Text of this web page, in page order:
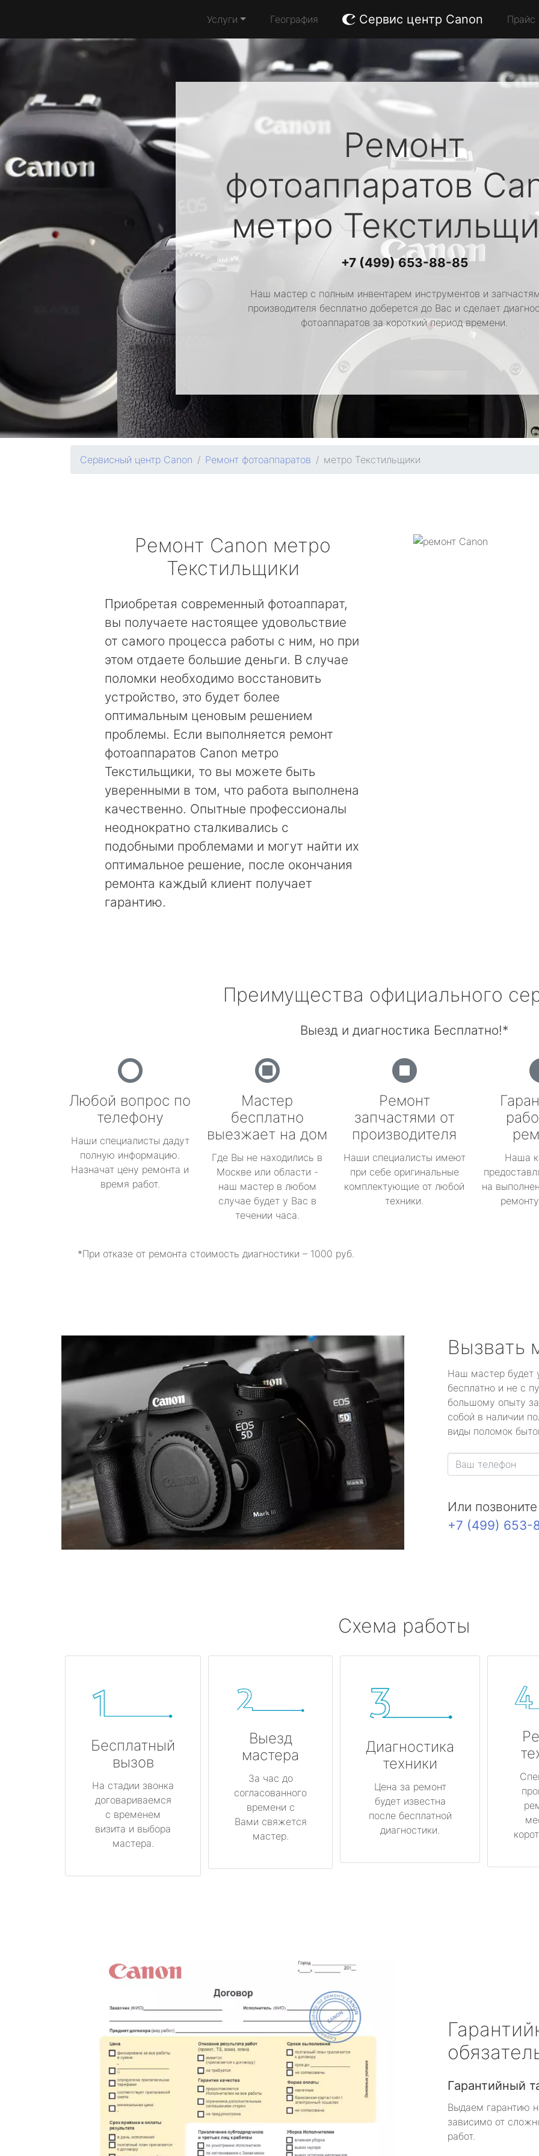
Услуги География Сервис центр Canon Прайс
Ремонт
фотоаппаратов
метро
+7 (499) 653-88-85
Наш мастер с полным инвентарем инструментов и
производителя бесплатно доберется до Вас и сделает
фотоаппаратов за короткий период времени.
Сервисный центр Canon Ремонт фотоаппаратов метро Текстильщики
Ремонт Canon метро
Текстильщики
Приобретая современный фотоаппарат,
вы получаете настоящее удовольствие
от самого процесса работы с ним, но при
этом отдаете большие деньги. В случае
поломки необходимо восстановить
устройство, это будет более
оптимальным ценовым решением
проблемы. Если выполняется ремонт
фотоаппаратов Canon метро
Текстильщики, то вы можете быть
уверенными в том, что работа выполнена
качественно. Опытные профессионалы
неоднократно сталкивались с
подобными проблемами и могут найти их
оптимальное решение, после окончания
ремонта каждый клиент получает
гарантию.
Преимущества официального
Выезд и диагностика Бесплатно!*
Любой вопрос по
телефону
Наши специалисты дадут
полную информацию.
Назначат цену ремонта и
время работ.
Мастер
бесплатно
выезжает на дом
Где Вы не находились в
Москве или области -
наш мастер в любом
случае будет у Вас в
течении часа.
Ремонт
запчастями от
производителя
Наши специалисты имеют
при себе оригинальные
комплектующие от любой
техники.
Наша
на
*При отказе от ремонта стоимость диагностики – 1000 руб.
Вызвать
Наш мастер будет
бесплатно и не с
большому опыту
собой в наличии
виды поломок
Или
+7 (499) 653-
Схема работы
Бесплатный
вызов
На стадии звонка
договариваемся
с временем
визита и выбора
мастера.
Выезд
мастера
За час до
согласованного
времени с
Вами свяжется
мастер.
Диагностика
техники
Цена за ремонт
будет известна
после бесплатной
диагностики.
Гарантийный
Выдаем гарантию
зависимо от
работ.